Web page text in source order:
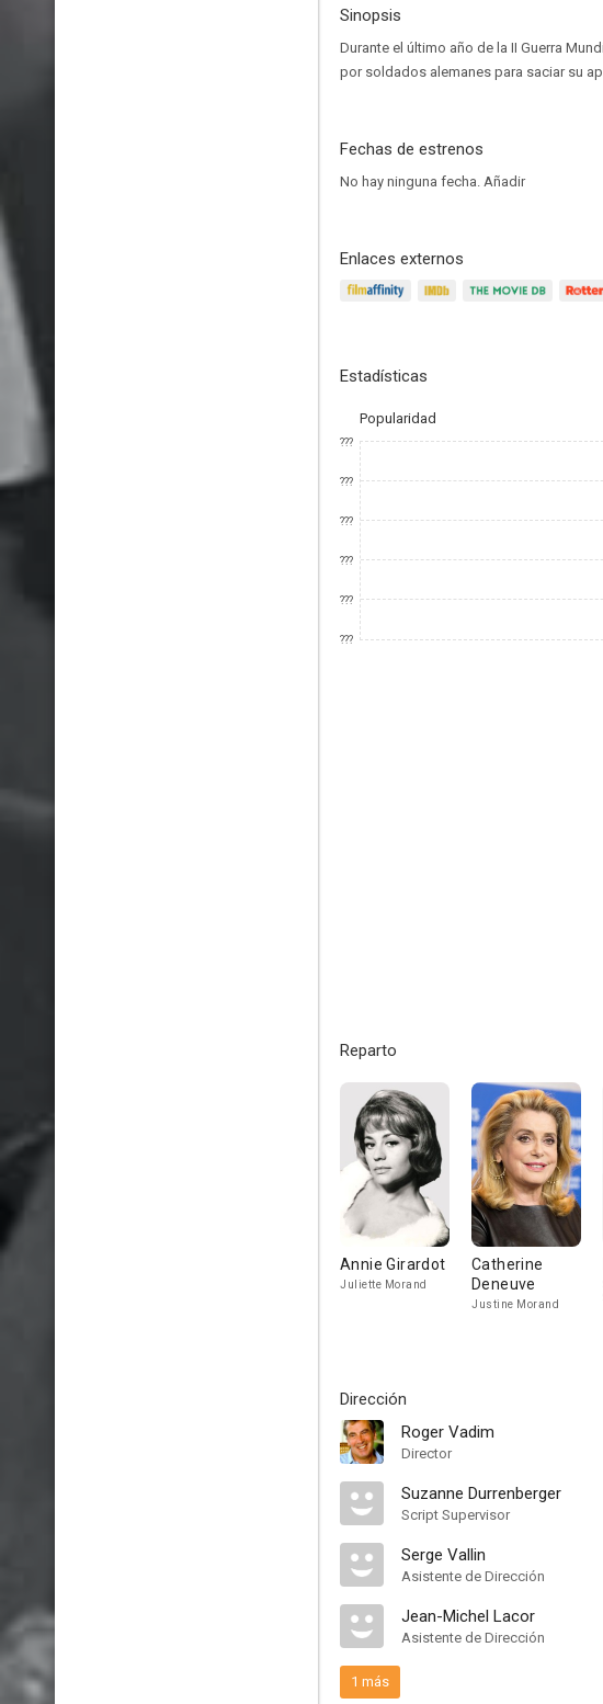
Sinopsis
Durante el último año de la II Guerra
por soldados alemanes para saciar su
Fechas de estrenos
No hay ninguna fecha. Añadir
Enlaces externos
Estadísticas
Popularidad
???
???
???
???
???
???
Reparto
Annie Girardot
Juliette Morand
Catherine
Deneuve
Justine Morand
Dirección
Roger Vadim
Director
Suzanne Durrenberger
Script Supervisor
Serge Vallin
Asistente de Dirección
Jean-Michel Lacor
Asistente de Dirección
1 más